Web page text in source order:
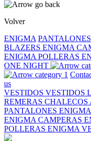
Volver
ENIGMA
BLAZERS ENIGMA
ENIGMA POLLERAS
ONE NIGHT
us
VESTIDOS VESTIDOS
REMERAS CHALECOS
PANTALONES ENIGMA
ENIGMA CAMPERAS
POLLERAS ENIGMA